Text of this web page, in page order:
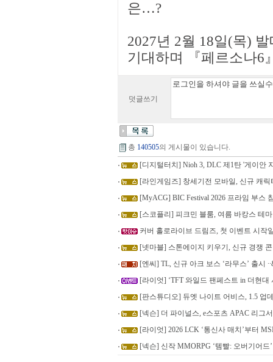
은…?
2027년 2월 18일(목)
기대하며 『페르소나6
덧글쓰기
총 140505의 게시물이 있습니다.
[디지털터치] Nioh 3, DLC 제1탄 '게이안
[라인게임즈] 창세기전 모바일, 신규 캐릭
[MyACG] BIC Festival 2026 프라임 부스
[스코플리] 피크민 블룸, 여름 바캉스 테
커버 홀로라이브 드림즈, 첫 이벤트 시작
[넷마블] 스톤에이지 키우기, 신규 경쟁
[엔씨] TL, 신규 아크 보스 ‘라무스’ 출시
[라이엇] ‘TFT 와일드 팬페스트 in 더현대
[판스튜디오] 듀엣 나이트 어비스, 1.5 업
[넥슨] 더 파이널스, e스포츠 APAC 리그
[라이엇] 2026 LCK ‘통신사 매치’부터
[넥슨] 신작 MMORPG ‘템빨: 오버기어드